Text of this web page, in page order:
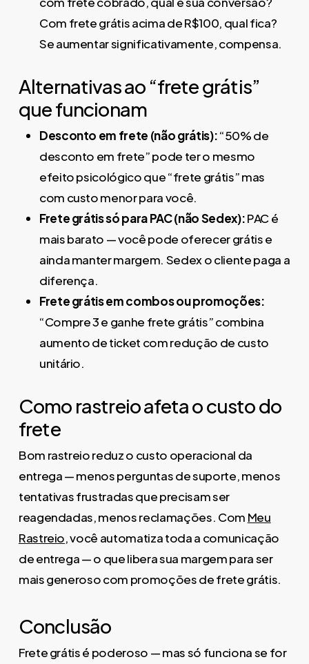
Com frete grátis acima de R$100, qual fica?
Se aumentar significativamente, compensa.
Alternativas ao “frete grátis”
que funcionam
Desconto em frete (não grátis):“50% de
desconto em frete” pode ter o mesmo
efeito psicológico que “frete grátis” mas
com custo menor para você.
Frete grátis só para PAC (não Sedex):PAC é
mais barato — você pode oferecer grátis e
ainda manter margem. Sedex o cliente paga a
diferença.
Frete grátis em combos ou promoções:
“Compre 3 e ganhe frete grátis” combina
aumento de ticket com redução de custo
unitário.
Como rastreio afeta o custo do
frete
Bom rastreio reduz o custo operacional da
entrega — menos perguntas de suporte, menos
tentativas frustradas que precisam ser
reagendadas, menos reclamações. Com Meu
Rastreio, você automatiza toda a comunicação
de entrega — o que libera sua margem para ser
mais generoso com promoções de frete grátis.
Conclusão
Frete grátis é poderoso — mas só funciona se for